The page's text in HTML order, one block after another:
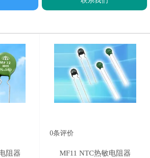
阻器
0条评价
MF11 NTC热敏电阻器